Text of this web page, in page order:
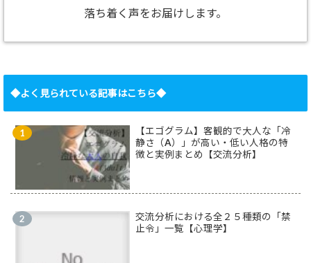
落ち着く声をお届けします。
◆よく見られている記事はこちら◆
【エゴグラム】客観的で大人な「冷
静さ（A）」が高い・低い人格の特
徴と実例まとめ【交流分析】
交流分析における全２５種類の「禁
止令」一覧【心理学】